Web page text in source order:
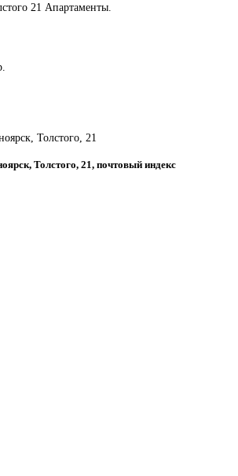
21 Апартаменты.
Толстого, 21
Толстого, 21, почтовый индекс